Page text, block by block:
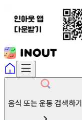
음식 또는 운동 검색하기